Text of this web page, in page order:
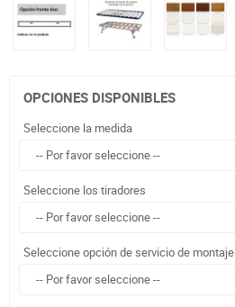
OPCIONES DISPONIBLES
Seleccione la medida
Seleccione los tiradores
Seleccione opción de servicio de montaje